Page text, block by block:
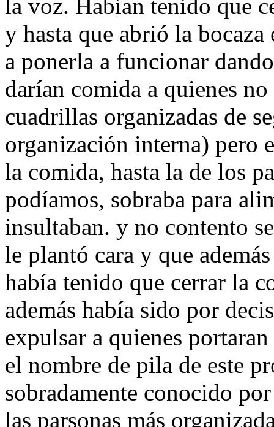
la voz. Habían tenido que
y hasta que abrió la
a ponerla a funcionar
darían comida a quienes
cuadrillas organizadas de
organización interna) pero
la comida, hasta la de los
podíamos, sobraba para
insultaban. y no contento
le plantó cara y que
había tenido que cerrar la
además había sido por
expulsar a quienes
el nombre de pila de este
sobradamente conocido
las parsonas más